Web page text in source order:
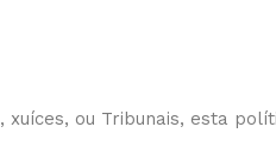
ou Tribunais, esta